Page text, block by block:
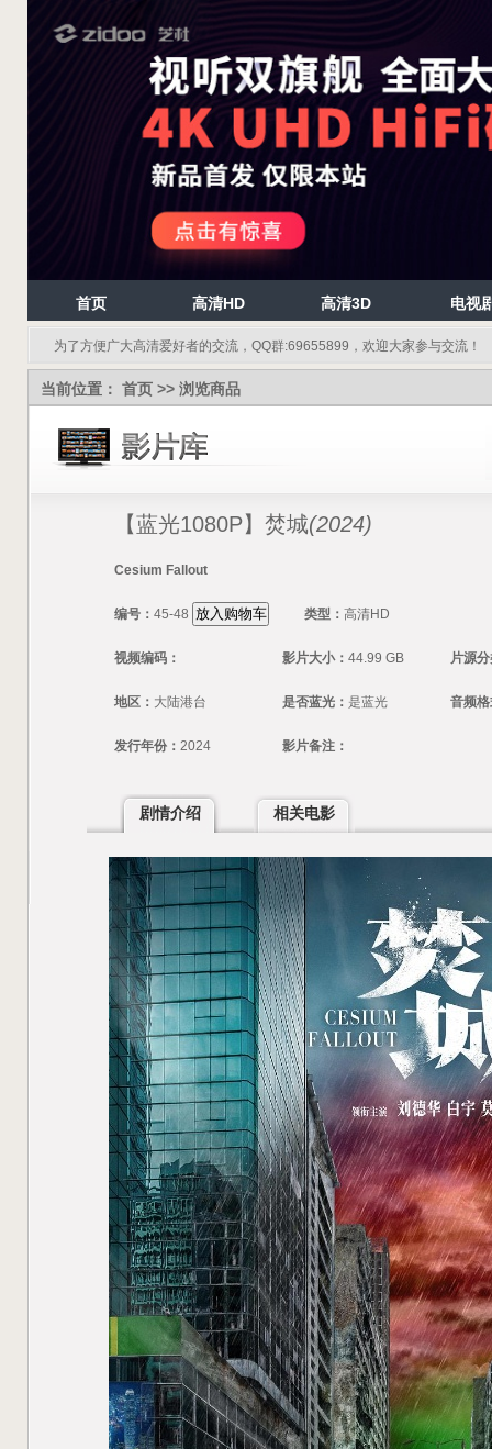
首页 高清HD 高清3D 电视
为了方便广大高清爱好者的交流，QQ群:69655899，欢迎大家参与交流！
当前位置： 首页 >> 浏览商品
【蓝光1080P】焚城(2024)
Cesium Fallout
编号： 45-48 类型： 高清HD
视频编码： 影片大小： 44.99 GB 片源
地区： 大陆港台 是否蓝光： 是蓝光 音频
发行年份： 2024 影片备注：
剧情介绍 相关电影